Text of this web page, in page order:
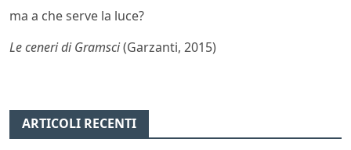
ma a che serve la luce?
Le ceneri di Gramsci(Garzanti, 2015)
ARTICOLI RECENTI